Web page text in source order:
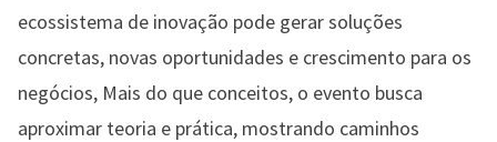
ecossistema de inovação pode gerar soluções
concretas, novas oportunidades e crescimento para os
negócios, Mais do que conceitos, o evento busca
aproximar teoria e prática, mostrando caminhos